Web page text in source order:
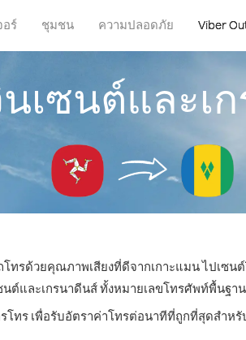
อร์ ชุมชน ความปลอดภัย Viber
เซนต์และเ
รด้วยคุณภาพเสียงที่ดีจากเกาะแมน ไปเซนต์
ต์และเกรนาดีนส์ ทั้งหมายเลขโทรศัพท์พื้นฐา
โทร เพื่อรับอัตราค่าโทรต่อนาทีที่ถูกที่สุดสำห